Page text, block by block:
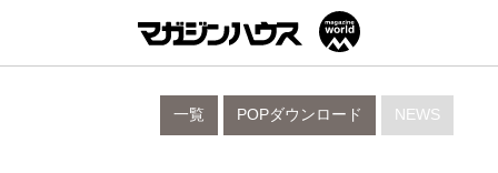
NEWS
POPダウンロード
一覧